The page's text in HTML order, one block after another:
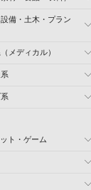
備・土木・プラン
メディカル）
ト・ゲーム